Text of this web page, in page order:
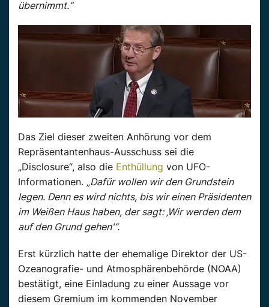
übernimmt.“
Das Ziel dieser zweiten Anhörung vor dem
Repräsentantenhaus-Ausschuss sei die
„Disclosure“, also die Enthüllung von UFO-
Informationen. „Dafür wollen wir den Grundstein
legen. Denn es wird nichts, bis wir einen Präsidenten
im Weißen Haus haben, der sagt: ‚Wir werden dem
auf den Grund gehen'“.
Erst kürzlich hatte der ehemalige Direktor der US-
Ozeanografie- und Atmosphärenbehörde (NOAA)
bestätigt, eine Einladung zu einer Aussage vor
diesem Gremium im kommenden November